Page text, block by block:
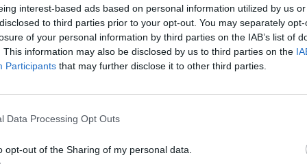
interest-based ads based on personal information utilized by us
to third parties prior to your opt-out. You may separately
of your personal information by third parties on the IAB’s list of
This information may also be disclosed by us to third parties on the
Participants that may further disclose it to other third parties.
Data Processing Opt Outs
opt-out of the Sharing of my personal data.
CLIQUE PARA COMENTAR
2026” regressou ao